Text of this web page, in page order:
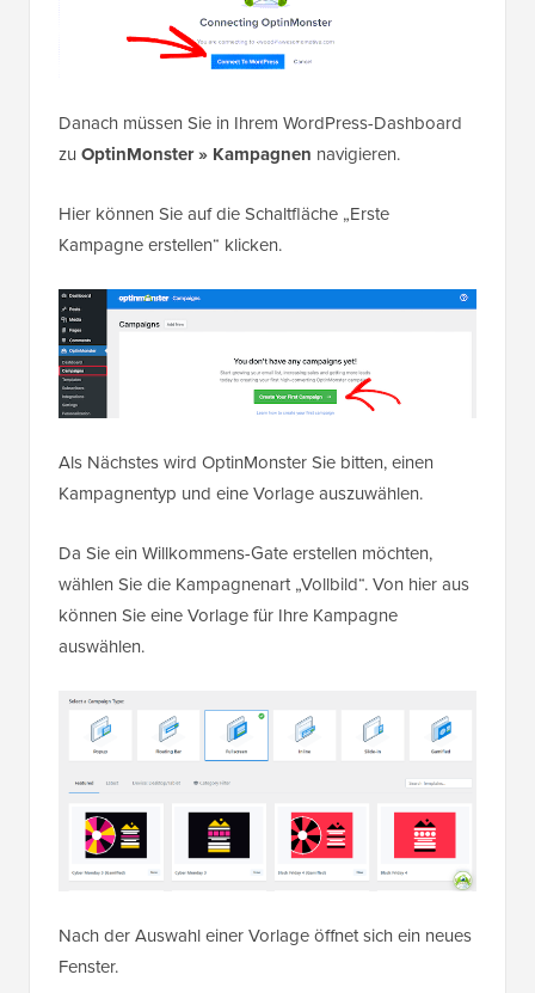
Danach müssen Sie in Ihrem WordPress-Dashboard
zu OptinMonster » Kampagnen navigieren.
Hier können Sie auf die Schaltfläche „Erste
Kampagne erstellen“ klicken.
Als Nächstes wird OptinMonster Sie bitten, einen
Kampagnentyp und eine Vorlage auszuwählen.
Da Sie ein Willkommens-Gate erstellen möchten,
wählen Sie die Kampagnenart „Vollbild“. Von hier aus
können Sie eine Vorlage für Ihre Kampagne
auswählen.
Nach der Auswahl einer Vorlage öffnet sich ein neues
Fenster.